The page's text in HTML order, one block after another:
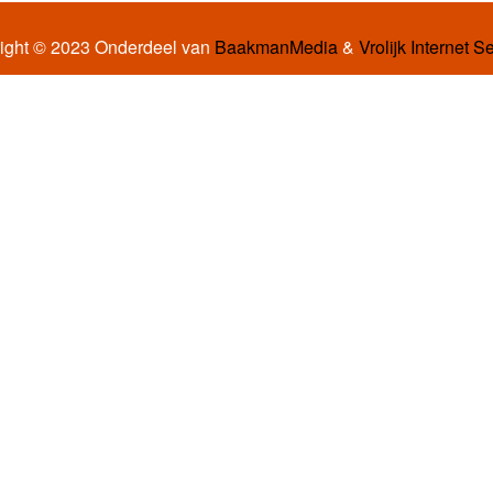
© 2023 Onderdeel van BaakmanMedia& Vrolijk Internet